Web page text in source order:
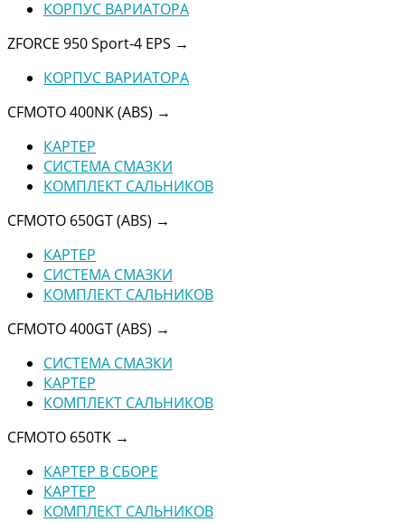
КОРПУС ВАРИАТОРА
ZFORCE 950 Sport-4 EPS →
КОРПУС ВАРИАТОРА
CFMOTO 400NK (ABS) →
КАРТЕР
СИСТЕМА СМАЗКИ
КОМПЛЕКТ САЛЬНИКОВ
CFMOTO 650GT (ABS) →
КАРТЕР
СИСТЕМА СМАЗКИ
КОМПЛЕКТ САЛЬНИКОВ
CFMOTO 400GT (ABS) →
СИСТЕМА СМАЗКИ
КАРТЕР
КОМПЛЕКТ САЛЬНИКОВ
CFMOTO 650TK →
КАРТЕР В СБОРЕ
КАРТЕР
КОМПЛЕКТ САЛЬНИКОВ